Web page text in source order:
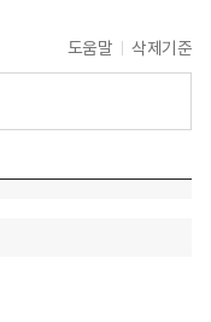
도움말 삭제기준